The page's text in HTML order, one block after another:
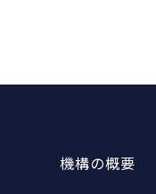
機構の概要